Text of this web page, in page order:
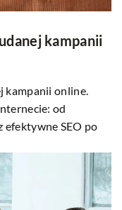
kampanii
kampanii online.
od
SEO po